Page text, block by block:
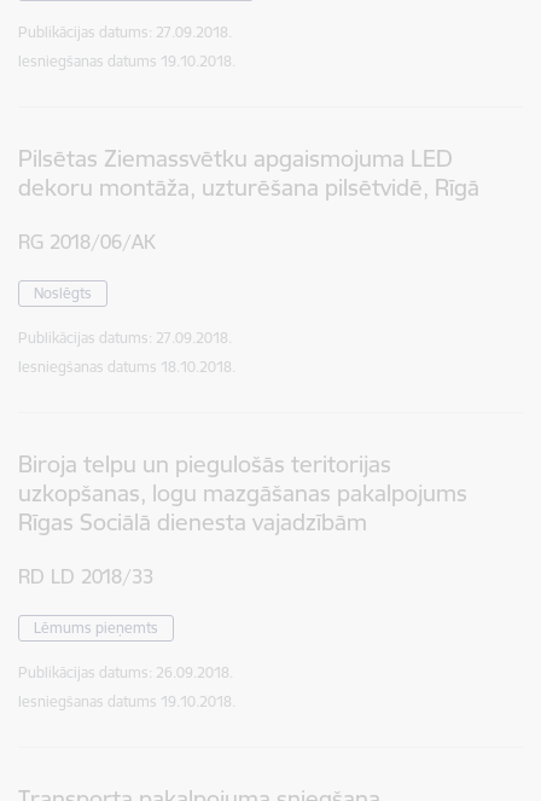
Publikācijas datums: 27.09.2018.
Iesniegšanas datums 19.10.2018.
Pilsētas Ziemassvētku apgaismojuma LED
dekoru montāža, uzturēšana pilsētvidē, Rīgā
RG 2018/06/AK
Noslēgts
Publikācijas datums: 27.09.2018.
Iesniegšanas datums 18.10.2018.
Biroja telpu un piegulošās teritorijas
uzkopšanas, logu mazgāšanas pakalpojums
Rīgas Sociālā dienesta vajadzībām
RD LD 2018/33
Lēmums pieņemts
Publikācijas datums: 26.09.2018.
Iesniegšanas datums 19.10.2018.